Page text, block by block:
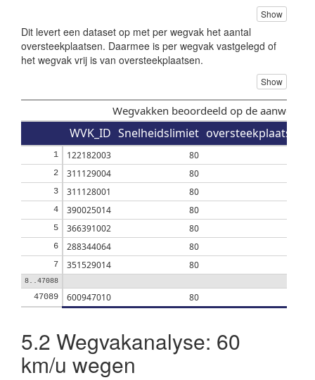
Show
Dit levert een dataset op met per wegvak het aantal
oversteekplaatsen. Daarmee is per wegvak vastgelegd of
het wegvak vrij is van oversteekplaatsen.
Show
Wegvakken beoordeeld op de
WVK_ID Snelheidslimiet
1 122182003 80
2 311129004 80
3 311128001 80
4 390025014 80
5 366391002 80
6 288344064 80
7 351529014 80
8..47088
47089 600947010 80
5.2 Wegvakanalyse: 60
km/u wegen